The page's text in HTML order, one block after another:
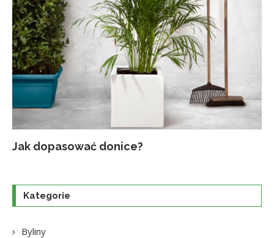
Jak dopasować donice?
Kategorie
Byliny